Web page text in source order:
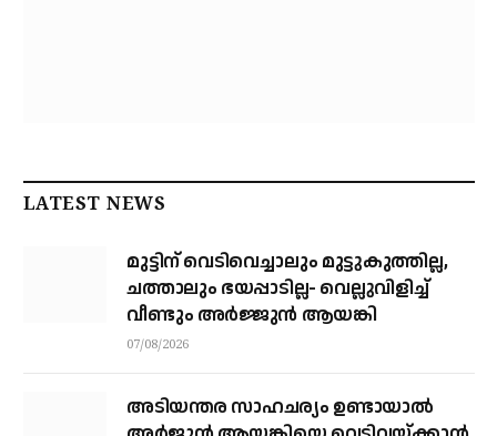
LATEST NEWS
മുട്ടിന് വെടിവെച്ചാലും മുട്ടുകുത്തില്ല,
ചത്താലും ഭയപ്പാടില്ല- വെല്ലുവിളിച്ച്
വീണ്ടും അർജ്ജുൻ ആയങ്കി
07/08/2026
അടിയന്തര സാഹചര്യം ഉണ്ടായാല്‍